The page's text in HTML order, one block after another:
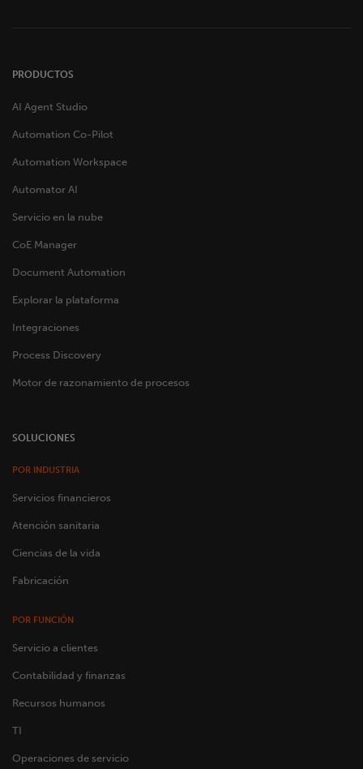
PRODUCTOS
AI Agent Studio
Automation Co-Pilot
Automation Workspace
Automator AI
Servicio en la nube
CoE Manager
Document Automation
Explorar la plataforma
Integraciones
Process Discovery
Motor de razonamiento de procesos
SOLUCIONES
POR INDUSTRIA
Servicios financieros
Atención sanitaria
Ciencias de la vida
Fabricación
POR FUNCIÓN
Servicio a clientes
Contabilidad y finanzas
Recursos humanos
TI
Operaciones de servicio